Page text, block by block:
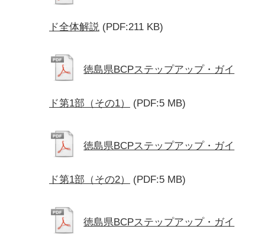
ド全体解説 (PDF:211 KB)
徳島県BCPステップアップ・ガイ
ド第1部（その1） (PDF:5 MB)
徳島県BCPステップアップ・ガイ
ド第1部（その2） (PDF:5 MB)
徳島県BCPステップアップ・ガイ